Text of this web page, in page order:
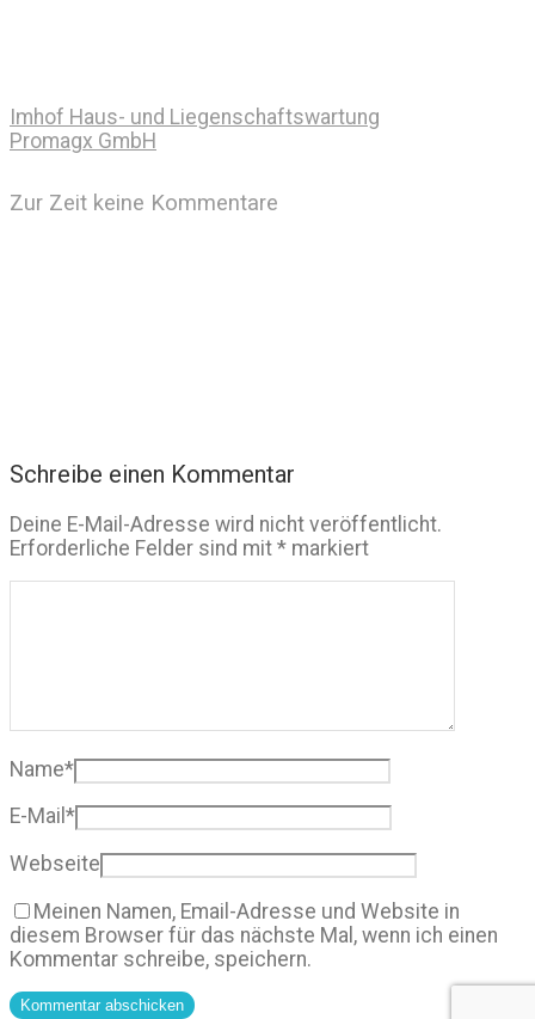
Imhof Haus- und Liegenschaftswartung
Promagx GmbH
Zur Zeit keine Kommentare
Schreibe einen Kommentar
Deine E-Mail-Adresse wird nicht veröffentlicht.
Erforderliche Felder sind mit * markiert
Name*
E-Mail *
Webseite
Meinen Namen, Email-Adresse und Website in
diesem Browser für das nächste Mal, wenn ich einen
Kommentar schreibe, speichern.